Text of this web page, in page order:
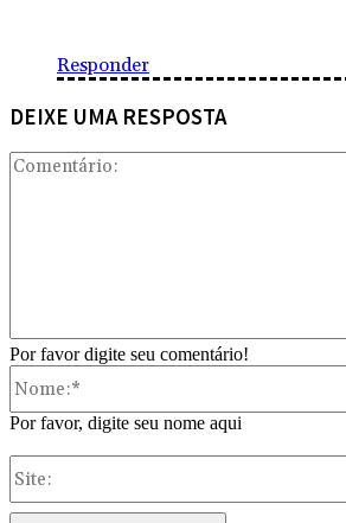
Responder
DEIXE UMA RESPOSTA
Por favor digite seu comentário!
Por favor, digite seu nome aqui